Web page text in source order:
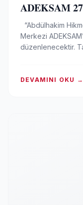
ADEKSAM
“Abdülhakim
Merkezi
düzenlenecektir.
DEVAMINI OKU →